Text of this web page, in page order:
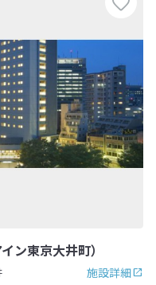
ン東京大井町）
施設詳細